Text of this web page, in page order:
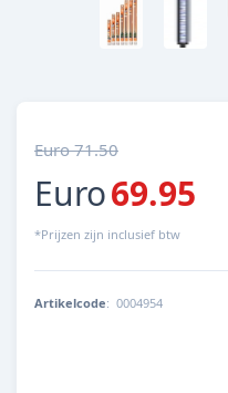
Euro 71.50
Euro69.95
*Prijzen zijn inclusief btw
Artikelcode: 0004954